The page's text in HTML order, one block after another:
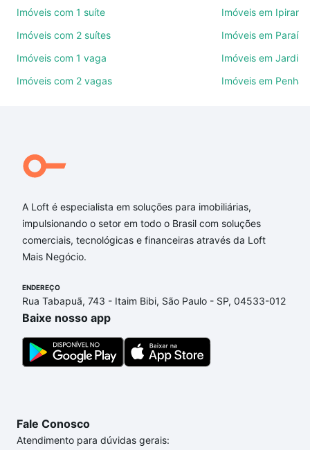
Use barra de busca no topo para pesquisar por
ruas, bairros e até condomínios favoritos. Você
também pode usar os filtros como quantidade de
combinar perfeitamente com o preço, metragem e
Horizonte, MG ideal para você na Loft.
Qual o preço de Imóveis à venda em rua para de
Aqui na Loft temos a oferta ideal para você, com
Imóveis à venda em rua para de minas - Padre
Eustáquio, Belo Horizonte, MG que custam a partir
imobiliário as parcelas podem se adequar ao seu
orçamento. Se ainda tem alguma dúvida dos custos
envolvidos no processo de compra, veja em nosso
portal quanto custa comprar um apartamento
conte com a gente para comprar o imóvel dos seus
Imóveis com 1 suíte
Imóveis com 2 suítes
Imóveis com 1 vaga
Imóveis com 2 vagas
Imóveis em
Imóveis em Paraíso
Imóveis em Jardim
Imóveis em Penha
A Loft é especialista em soluções para imobiliárias,
impulsionando o setor em todo o Brasil com soluções
comerciais, tecnológicas e financeiras através da Loft
Mais Negócio.
ENDEREÇO
Rua Tabapuã, 743 - Itaim Bibi, São Paulo - SP, 04533-012
Baixe nosso app
Fale Conosco
Atendimento para dúvidas gerais: